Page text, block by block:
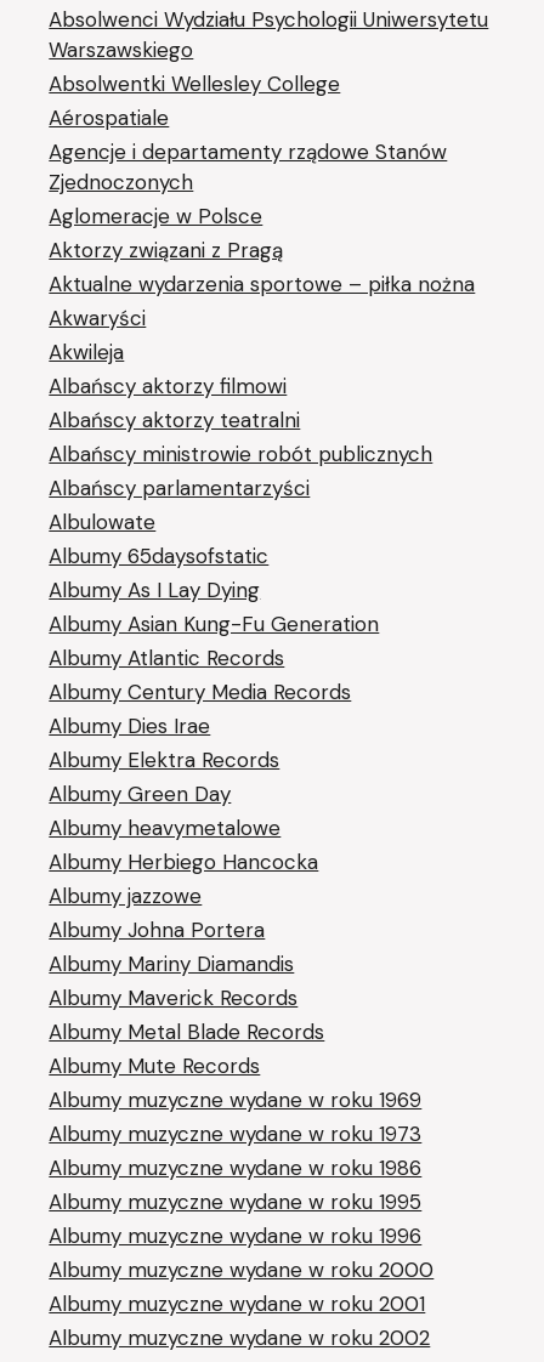
Absolwenci Wydziału Psychologii Uniwersytetu
Warszawskiego
Absolwentki Wellesley College
Aérospatiale
Agencje i departamenty rządowe Stanów
Zjednoczonych
Aglomeracje w Polsce
Aktorzy związani z Pragą
Aktualne wydarzenia sportowe – piłka nożna
Akwaryści
Akwileja
Albańscy aktorzy filmowi
Albańscy aktorzy teatralni
Albańscy ministrowie robót publicznych
Albańscy parlamentarzyści
Albulowate
Albumy 65daysofstatic
Albumy As I Lay Dying
Albumy Asian Kung-Fu Generation
Albumy Atlantic Records
Albumy Century Media Records
Albumy Dies Irae
Albumy Elektra Records
Albumy Green Day
Albumy heavymetalowe
Albumy Herbiego Hancocka
Albumy jazzowe
Albumy Johna Portera
Albumy Mariny Diamandis
Albumy Maverick Records
Albumy Metal Blade Records
Albumy Mute Records
Albumy muzyczne wydane w roku 1969
Albumy muzyczne wydane w roku 1973
Albumy muzyczne wydane w roku 1986
Albumy muzyczne wydane w roku 1995
Albumy muzyczne wydane w roku 1996
Albumy muzyczne wydane w roku 2000
Albumy muzyczne wydane w roku 2001
Albumy muzyczne wydane w roku 2002